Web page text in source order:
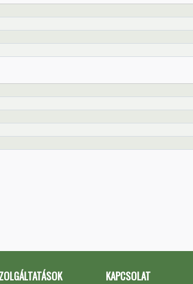
KAPCSOLAT